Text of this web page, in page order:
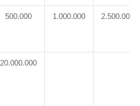
500.000 1.000.000 2.500.000
20.000.000